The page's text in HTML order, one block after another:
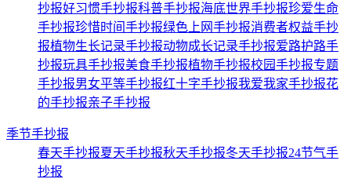
抄报好习惯手抄报科普手抄报海底世界手抄报珍爱生命
手抄报珍惜时间手抄报绿色上网手抄报消费者权益手抄
报植物生长记录手抄报动物成长记录手抄报爱路护路手
抄报玩具手抄报美食手抄报植物手抄报校园手抄报专题
手抄报男女平等手抄报红十字手抄报我爱我家手抄报花
的手抄报亲子手抄报
季节手抄报
春天手抄报夏天手抄报秋天手抄报冬天手抄报24节气手
抄报